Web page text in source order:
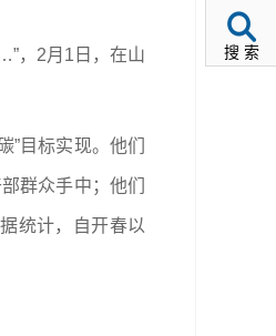
，2月1日，在山
目标实现。他们
群众手中；他们
统计，自开春以
搜 索